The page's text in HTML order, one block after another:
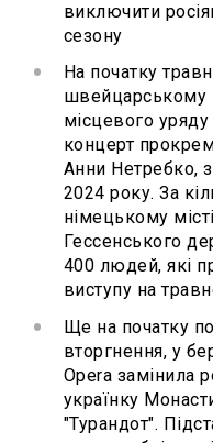
виключити
сезону
На початку
швейцарському
місцевого
концерт
Анни Нетребко,
2024 року. За
німецькому
Гессенського
400 людей, які
виступу на
Ще на початку
вторгнення, у
Opera замінила
українку
"Турандот".